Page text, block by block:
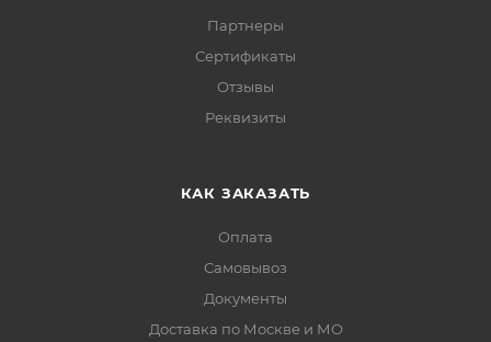
Партнеры
Сертификаты
Отзывы
Реквизиты
КАК ЗАКАЗАТЬ
Оплата
Самовывоз
Документы
Доставка по Москве и МО